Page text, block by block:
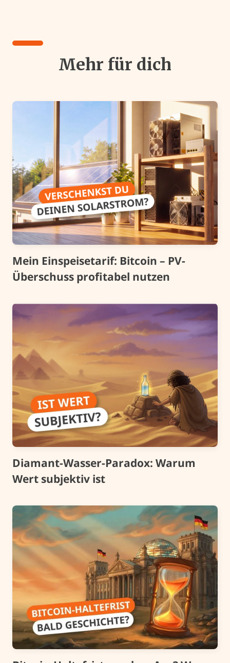
Mehr für dich
Mein Einspeisetarif: Bitcoin – PV-
Überschuss profitabel nutzen
Diamant-Wasser-Paradox: Warum
Wert subjektiv ist